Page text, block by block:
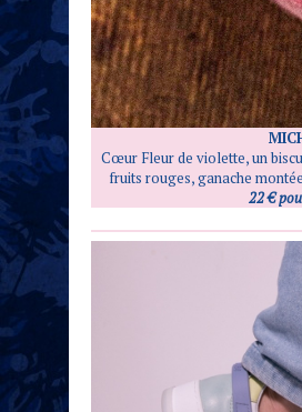
Cœur Fleur de violette, un
fruits rouges, ganache
22 €